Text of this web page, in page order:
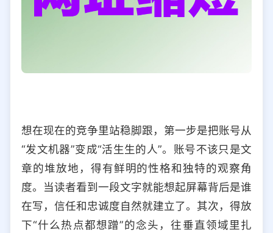
想在现在的竞争里站稳脚跟，第一步是把账号从
“发文机器”变成“活生生的人”。账号不该只是文
章的堆放地，得有鲜明的性格和独特的观察角
度。当读者看到一段文字就能想起屏幕背后是谁
在写，信任和忠诚度自然就建立了。其次，得放
下“什么热点都想蹭”的念头，往垂直领域里扎